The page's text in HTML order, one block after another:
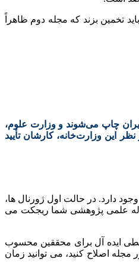
تخمین بزند که مجله دوم ظاهراً
چاپ می‌شوند و وزارت علوم،
این وزارت‌خانه، کارشان تأیید
دارد. در حالت اول ژورنال ها،
علمی پژوهشی شما ریجکت می
ایده آل برای محققین محسوب
اصلاح کنید، می توانید زمان